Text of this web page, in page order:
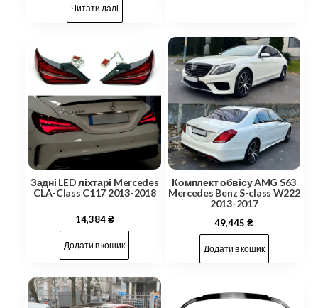
Читати далі
Задні LED ліхтарі Mercedes
CLA-Class C117 2013-2018
14,384₴
Додати в кошик
Комплект обвісу AMG S63
Mercedes Benz S-class W222
2013-2017
49,445₴
Додати в кошик